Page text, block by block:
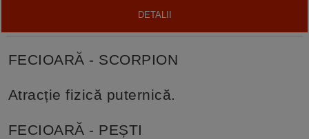
DETALII
FECIOARĂ - SCORPION
Atracție fizică puternică.
FECIOARĂ - PEȘTI